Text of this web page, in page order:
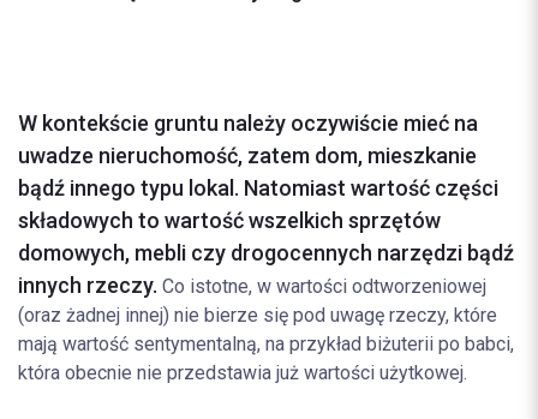
W kontekście gruntu należy oczywiście mieć na
uwadze nieruchomość, zatem dom, mieszkanie
bądź innego typu lokal. Natomiast wartość części
składowych to wartość wszelkich sprzętów
domowych, mebli czy drogocennych narzędzi bądź
innych rzeczy. Co istotne, w wartości odtworzeniowej
(oraz żadnej innej) nie bierze się pod uwagę rzeczy, które
mają wartość sentymentalną, na przykład biżuterii po babci,
która obecnie nie przedstawia już wartości użytkowej.